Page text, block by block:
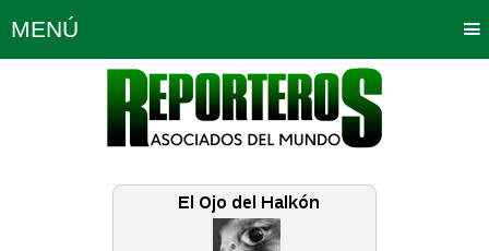
MENÚ
Política Opinión Bogotá
Planeta Tierra Deportes
Educación Neira